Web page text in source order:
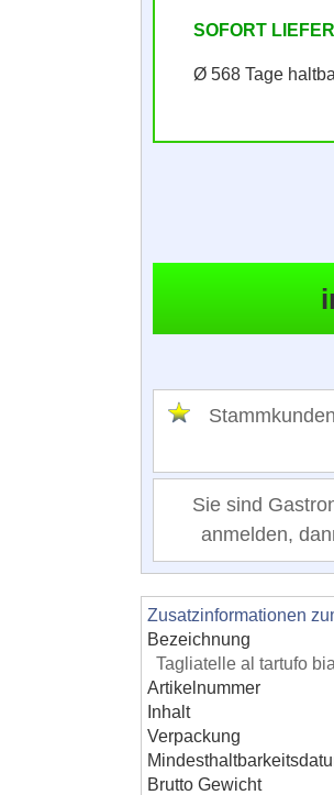
SOFORT
Ø 568 Tage
Sie sind
anmelden,
Zusatzinformationen
Bezeichnung
Tagliatelle al tartufo
Artikelnummer
Inhalt
Verpackung
Brutto Gewicht